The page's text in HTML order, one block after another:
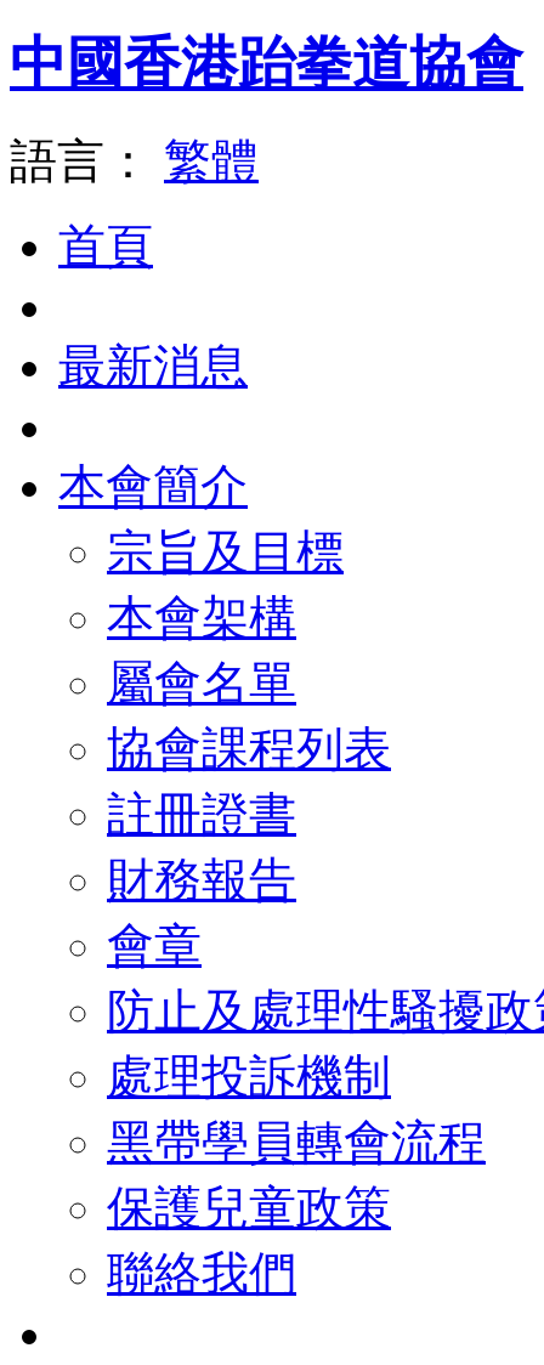
中國香港跆拳道協會
語言： 繁體
首頁
最新消息
本會簡介
宗旨及目標
本會架構
屬會名單
協會課程列表
註冊證書
財務報告
會章
防止及處理性騷擾
處理投訴機制
黑帶學員轉會流程
保護兒童政策
聯絡我們